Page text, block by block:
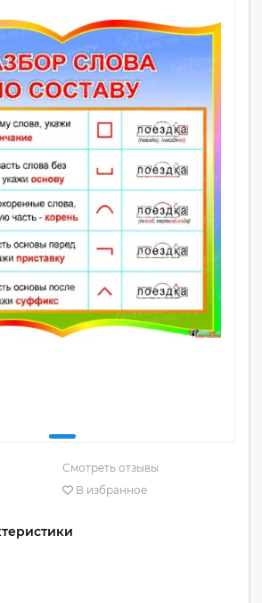
Смотреть отзывы
В избранное